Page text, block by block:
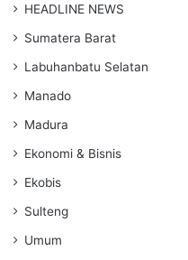
HEADLINE NEWS
Sumatera Barat
Labuhanbatu Selatan
Manado
Madura
Ekonomi & Bisnis
Ekobis
Sulteng
Umum